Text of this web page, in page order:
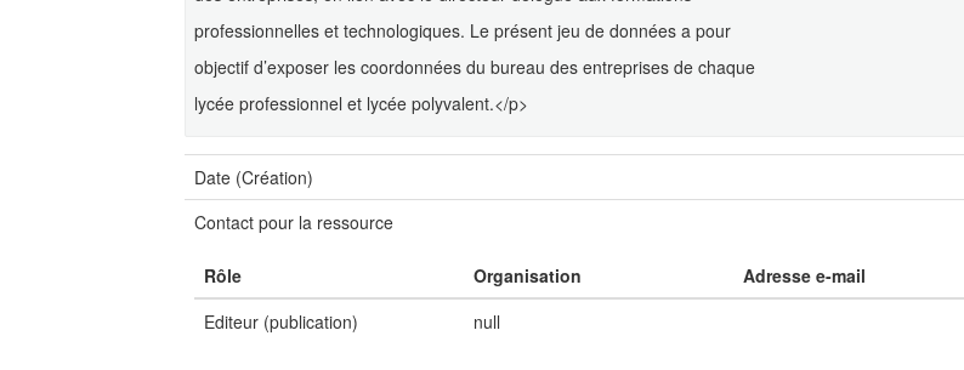
professionnelles et technologiques. Le présent jeu de données a pour
objectif d’exposer les coordonnées du bureau des entreprises de chaque
lycée professionnel et lycée polyvalent.</p>
Date (Création)
Contact pour la ressource
Rôle Organisation
Adresse e-mail
Editeur (publication)
null